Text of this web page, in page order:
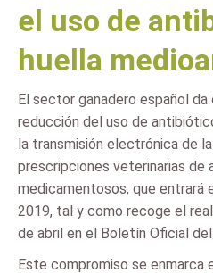
el uso de
huella
El sector ganadero español
reducción del uso de
la transmisión electrónica de
prescripciones veterinarias de
medicamentosos, que entrará
2019, tal y como recoge el
de abril en el Boletín Oficial
Este compromiso se enmarca